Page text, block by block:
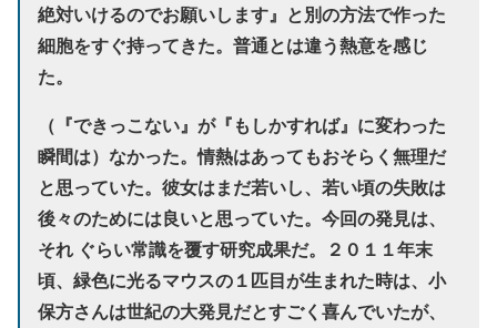
絶対いけるのでお願いします』と別の方法で作った
細胞をすぐ持ってきた。普通とは違う熱意を感じ
た。
（『できっこない』が『もしかすれば』に変わった
瞬間は）なかった。情熱はあってもおそらく無理だ
と思っていた。彼女はまだ若いし、若い頃の失敗は
後々のためには良いと思っていた。今回の発見は、
それ ぐらい常識を覆す研究成果だ。２０１１年末
頃、緑色に光るマウスの１匹目が生まれた時は、小
保方さんは世紀の大発見だとすごく喜んでいたが、